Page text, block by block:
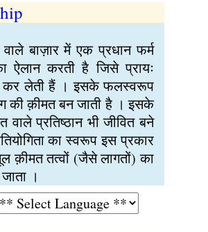
वाले बाज़ार में एक प्रधान फर्म
ऐलान करती है जिसे प्रायः
कर लेती हैं । इसके फलस्वरूप
की क़ीमत बन जाती है । इसके
प्रतिष्ठान भी जीवित बने
का स्वरूप इस प्रकार
क़ीमत तत्वों (जैसे लागतों) का
।